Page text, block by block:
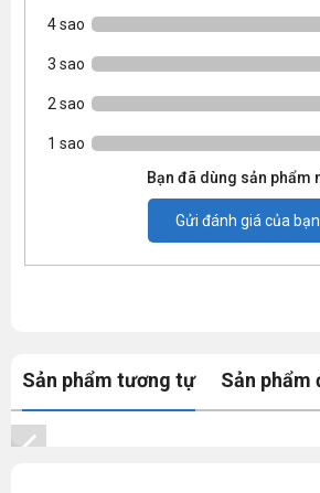
4 sao
3 sao
2 sao
1 sao
Bạn đã dùng sản phẩm
Gửi đánh giá của bạn
Sản phẩm tương tự Sản phẩm